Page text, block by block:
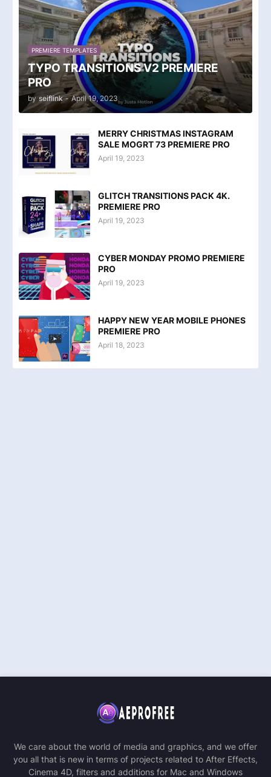
PREMIERE TEMPLATES
TYPO TRANSITIONS V2 PREMIERE
PRO
by seiflink - April 19, 2023
MERRY CHRISTMAS INSTAGRAM
SALE MOGRT 73 PREMIERE PRO
April 19, 2023
GLITCH TRANSITIONS PACK 4K.
PREMIERE PRO
April 19, 2023
CYBER MONDAY PROMO PREMIERE
PRO
April 19, 2023
HAPPY NEW YEAR MOBILE PHONES
PREMIERE PRO
April 18, 2023
We care about the world of media and graphics, and we offer
you all that is new in terms of projects related to After Effects,
Cinema 4D, filters and additions for Mac and Windows